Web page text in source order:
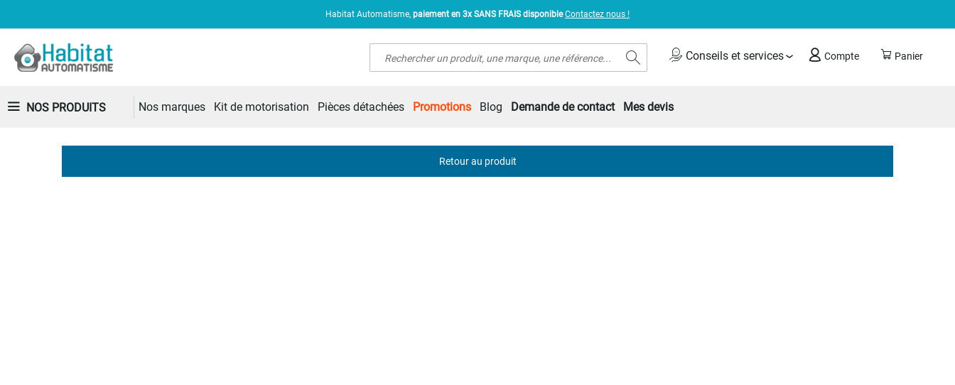
Habitat Automatisme, paiement en 3x SANS FRAIS disponible Contactez nous !
Panier
Conseils et services Compte
Rechercher
NOS PRODUITS Nos marques Kit de motorisation Pièces détachées Promotions Blog Demande de contact Mes devis
Retour au produit